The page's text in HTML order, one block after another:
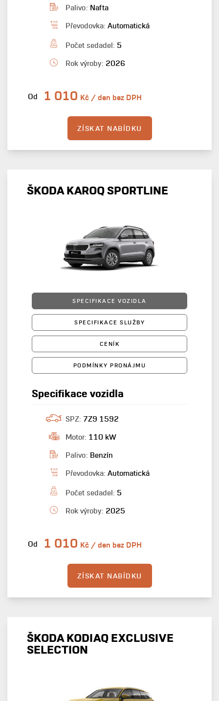
Palivo: Nafta
Převodovka: Automatická
Počet sedadel: 5
Rok výroby: 2026
Od 1 010 Kč / den bez DPH
ZÍSKAT NABÍDKU
ŠKODA KAROQ SPORTLINE
SPECIFIKACE VOZIDLA
SPECIFIKACE SLUŽBY
CENÍK
PODMÍNKY PRONÁJMU
Specifikace vozidla
SPZ: 7Z9 1592
Motor: 110 kW
Palivo: Benzín
Převodovka: Automatická
Počet sedadel: 5
Rok výroby: 2025
Od 1 010 Kč / den bez DPH
ZÍSKAT NABÍDKU
ŠKODA KODIAQ EXCLUSIVE
SELECTION